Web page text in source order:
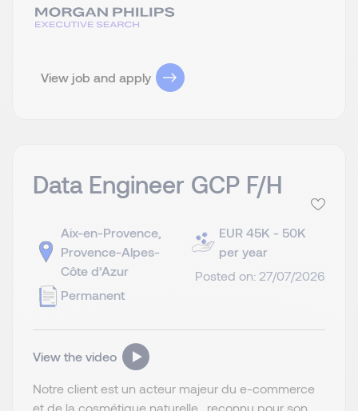
View job and apply
Data Engineer GCP F/H
Aix-en-Provence,
Provence-Alpes-
Côte d’Azur
Permanent
EUR 45K - 50K
per year
Posted on: 27/07/2026
View the video
Notre client est un acteur majeur du e-commerce
et de la cosmétique naturelle , reconnu pour son